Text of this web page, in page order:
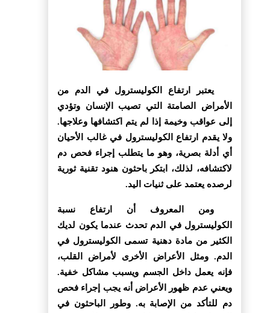
يعتبر ارتفاع الكوليسترول في الدم من
الأمراض الصامتة التي تصيب الإنسان وتؤدي
إلى عواقب وخيمة إذا لم يتم اكتشافها وعلاجها.
ولا يقدم ارتفاع الكوليسترول في غالب الأحيان
أي أدلة بصرية، وهو ما يتطلب إجراء فحص دم
لاكتشافه، لذلك، ابتكر باحثون هنود تقنية ثورية
لرصده يعتمد على ثنيات اليد.
ومن المعروف أن ارتفاع نسبة
الكوليسترول في الدم تحدث عندما يكون لديك
الكثير من مادة دهنية تسمى الكوليسترول في
الدم. ومثل الأعراض الأخرى لأمراض القلب،
فإنه يعمل داخل الجسم ويسبب مشاكل خفية.
ويعني عدم ظهور الأعراض أنه يجب إجراء فحص
دم للتأكد من الإصابة به. وطور الباحثون في